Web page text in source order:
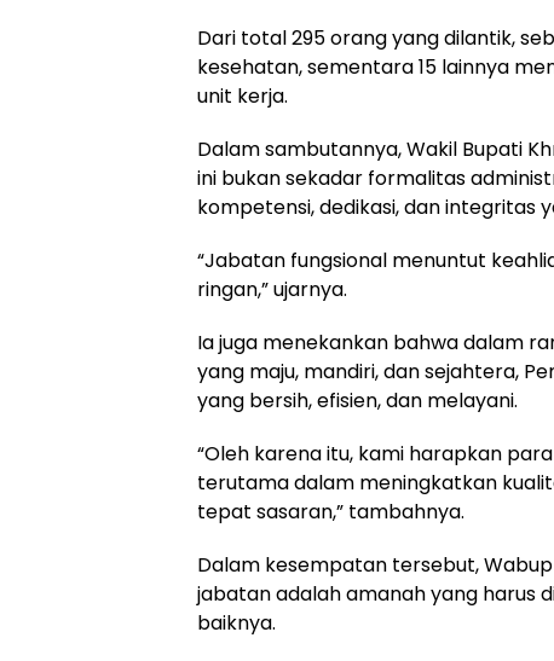
Dari total 295 orang yang dilantik,
kesehatan, sementara 15 lainnya
unit kerja.
Dalam sambutannya, Wakil Bupati
ini bukan sekadar formalitas
kompetensi, dedikasi, dan integritas
“Jabatan fungsional menuntut
ringan,” ujarnya.
Ia juga menekankan bahwa dalam
yang maju, mandiri, dan sejahtera,
yang bersih, efisien, dan melayani.
“Oleh karena itu, kami harapkan
terutama dalam meningkatkan
tepat sasaran,” tambahnya.
Dalam kesempatan tersebut,
jabatan adalah amanah yang harus
baiknya.